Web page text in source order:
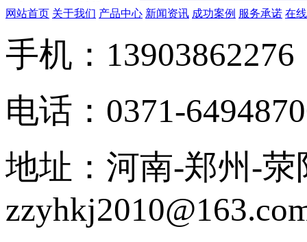
网站首页 关于我们 产品中心 新闻资讯 成功案例 服务承诺 在
手机：13903862276
电话：0371-
地址：河南-郑州-